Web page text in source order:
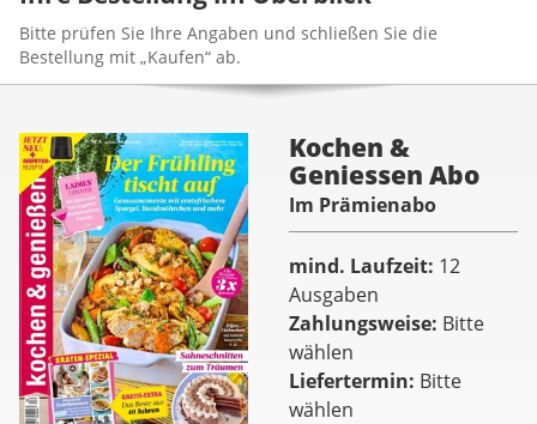
Bitte prüfen Sie Ihre Angaben und schließen Sie die
Bestellung mit „Kaufen“ ab.
Kochen &
Geniessen Abo
Im Prämienabo
mind. Laufzeit 12
Ausgaben
Zahlungsweise Bitte
wählen
Liefertermin Bitte
wählen